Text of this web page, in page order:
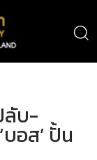
ลับ-
อส’ ปั้น